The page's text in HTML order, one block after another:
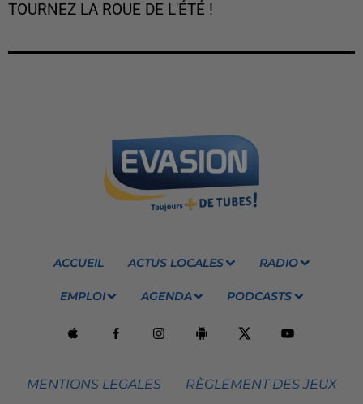
TOURNEZ LA ROUE DE L'ÉTÉ !
ACCUEIL ACTUS LOCALES RADIO
EMPLOI AGENDA PODCASTS
MENTIONS LEGALES RÈGLEMENT DES JEUX